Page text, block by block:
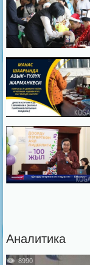
Аналитика
8990